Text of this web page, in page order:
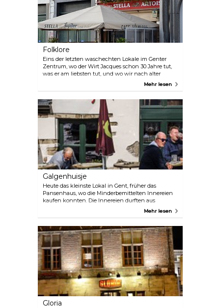
Folklore
Eins der letzten waschechten Lokale im Genter
Zentrum, wo der Wirt Jacques schon 30 Jahre tut,
was er am liebsten tut, und wo wir nach alter
Tradition zu den Getränken gekochte Eier essen.
Nachttöpfen an der Decke. Jukebox mit sechs
Lieblingshits für nur 1 Euro.
Mehr lesen
Galgenhuisje
Heute das kleinste Lokal in Gent, früher das
Pansenhaus, wo die Minderbemittelten Innereien
kaufen konnten. Die Innereien durften aus
hygienischen Gründen nicht in der Fleischerhalle
gehandelt werden. Der Name des Lokals ist aber ein
erwartete den Verurteilten die Verhängung ihrer
Strafe. Lokal aus dem 18. Jahrhundert, das kleinste
von Gent, aber das schon seit 1776. Die Terrasse ist
größer als die Kneipe. Zwei Kellersäle für Feiern,
auch wieder größer als das Lokal selbst.
Mehr lesen
Gloria